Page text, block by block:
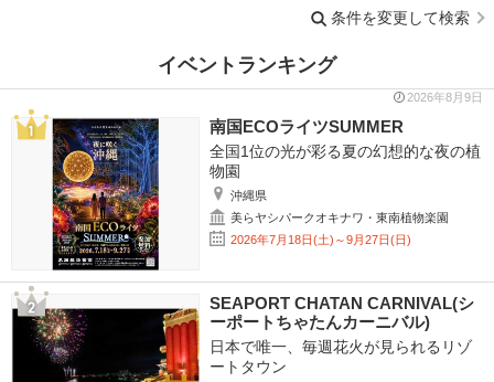
条件を変更して検索
イベントランキング
2026年8月9日
南国ECOライツSUMMER
全国1位の光が彩る夏の幻想的な夜の植
物園
沖縄県
美らヤシパークオキナワ・東南植物楽園
2026年7月18日(土)～9月27日(日)
SEAPORT CHATAN CARNIVAL(シ
ーポートちゃたんカーニバル)
日本で唯一、毎週花火が見られるリゾ
ートタウン